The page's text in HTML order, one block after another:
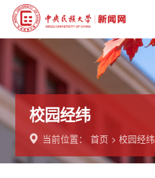
校园经纬
当前位置：首页 >校园经纬